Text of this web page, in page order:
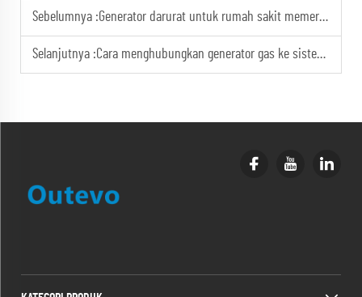
Sebelumnya :Generator darurat untuk rumah sakit memerlukan pemantauan 24/7 guna memastikan kesiapannya.
Selanjutnya :Cara menghubungkan generator gas ke sistem kelistrikan rumah tangga secara aman?